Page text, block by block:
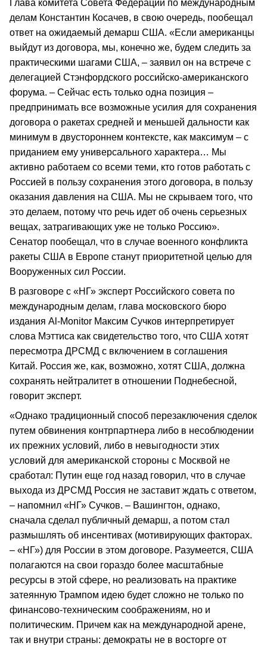
Глава комитета Совета Федерации по международным
делам Константин Косачев, в свою очередь, пообещал
ответ на ожидаемый демарш США. «Если американцы
выйдут из договора, мы, конечно же, будем следить за
практическими шагами США, – заявил он на встрече с
делегацией Стэнфордского российско-американского
форума. – Сейчас есть только одна позиция –
предпринимать все возможные усилия для сохранения
договора о ракетах средней и меньшей дальности как
минимум в двустороннем контексте, как максимум – с
приданием ему универсального характера… Мы
активно работаем со всеми теми, кто готов работать с
Россией в пользу сохранения этого договора, в пользу
оказания давления на США. Мы не скрываем того, что
это делаем, потому что речь идет об очень серьезных
вещах, затрагивающих уже не только Россию».
Сенатор пообещал, что в случае военного конфликта
ракеты США в Европе станут приоритетной целью для
Вооруженных сил России.
В разговоре с «НГ» эксперт Российского совета по
международным делам, глава московского бюро
издания Al-Monitor Максим Сучков интерпретирует
слова Мэттиса как свидетельство того, что США хотят
пересмотра ДРСМД с включением в соглашения
Китай. Россия же, как, возможно, хотят США, должна
сохранять нейтралитет в отношении Поднебесной,
говорит эксперт.
«Однако традиционный способ перезаключения сделок
путем обвинения контрпартнера либо в несоблюдении
их прежних условий, либо в невыгодности этих
условий для американской стороны с Москвой не
сработал: Путин еще год назад говорил, что в случае
выхода из ДРСМД Россия не заставит ждать с ответом,
– напомнил «НГ» Сучков. – Вашингтон, однако,
сначала сделал публичный демарш, а потом стал
размышлять об инсентивах (мотивирующих факторах.
– «НГ») для России в этом договоре. Разумеется, США
полагаются на свои гораздо более масштабные
ресурсы в этой сфере, но реализовать на практике
затеянную Трампом идею будет сложно не только по
финансово-техническим соображениям, но и
политическим. Причем как на международной арене,
так и внутри страны: демократы не в восторге от